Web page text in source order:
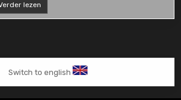
lezen
T5
weer
Switch to english